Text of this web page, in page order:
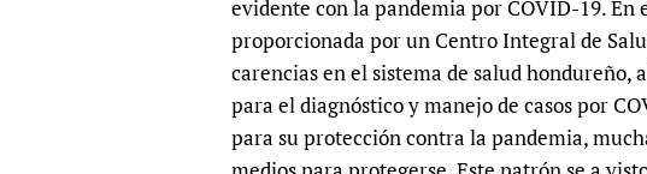
Publications
evidente con la pandemia por COVID-19.
proporcionada por un Centro Integral de
carencias en el sistema de salud
para el diagnóstico y manejo de casos por
para su protección contra la pandemia,